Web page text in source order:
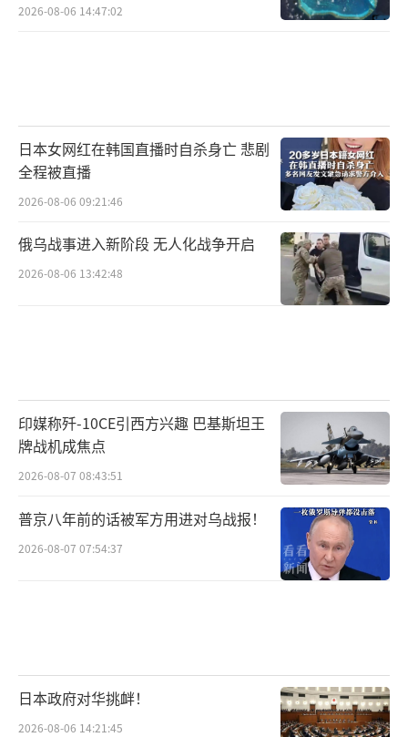
2026-08-06 14:47:02
日本女网红在韩国直播时自杀身亡 悲剧
全程被直播
2026-08-06 09:21:46
俄乌战事进入新阶段 无人化战争开启
2026-08-06 13:42:48
印媒称歼-10CE引西方兴趣 巴基斯坦王
牌战机成焦点
2026-08-07 08:43:51
普京八年前的话被军方用进对乌战报！
2026-08-07 07:54:37
日本政府对华挑衅！
2026-08-06 14:21:45